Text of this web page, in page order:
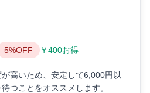
5%OFF ￥400お得
高いため、安定して6,000円以
つことをオススメします。